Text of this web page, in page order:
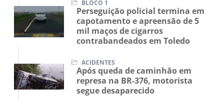
BLOCO 1
Perseguição policial termina em
capotamento e apreensão de 5
mil maços de cigarros
contrabandeados em Toledo
ACIDENTES
Após queda de caminhão em
represa na BR-376, motorista
segue desaparecido